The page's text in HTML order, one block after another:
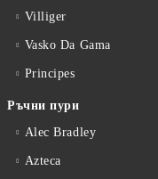
Villiger
Vasko Da Gama
Principes
Ръчни пури
Alec Bradley
Azteca